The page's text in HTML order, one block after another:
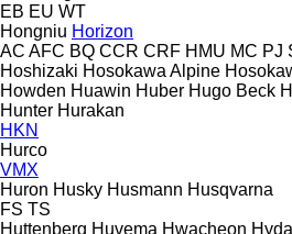
EB EU WT
Hongniu Horizon
AC AFC BQ CCR CRF HMU MC PJ
Hoshizaki Hosokawa Alpine
Howden Huawin Huber Hugo Beck
Hunter Hurakan
HKN
Hurco
VMX
Huron Husky Husmann Husqvarna
FS TS
Huttenberg Huvema Hwacheon